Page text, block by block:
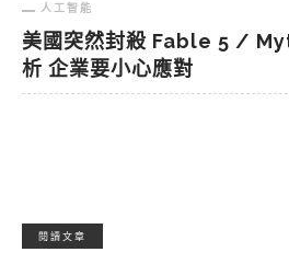
人工智能
美國突然封殺 Fable 5 /
析 企業要小心應對
閱讀文章